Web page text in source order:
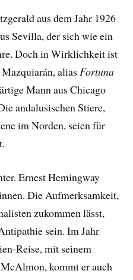
aus dem Jahr 1926
Sevilla, der sich wie ein
Doch in Wirklichkeit ist
aliasFortuna
Mann aus Chicago
andalusischen Stiere,
im Norden, seien für
Ernest Hemingway
Die Aufmerksamkeit,
zukommen lässt,
sein. Im Jahr
Reise, mit seinem
kommt er auch